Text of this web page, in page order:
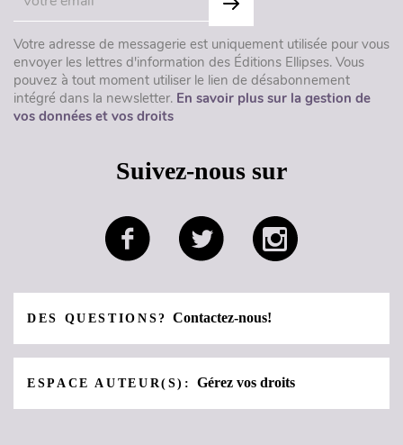
Votre adresse de messagerie est uniquement utilisée pour vous
envoyer les lettres d'information des Éditions Ellipses. Vous
pouvez à tout moment utiliser le lien de désabonnement
intégré dans la newsletter. En savoir plus sur la gestion de
vos données et vos droits
Suivez-nous sur
DES QUESTIONS?Contactez-nous!
ESPACE AUTEUR(S):Gérez vos droits